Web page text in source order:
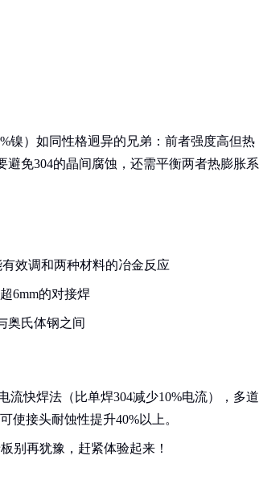
镍）如同性格迥异的兄弟：前者强度高但热
免304的晶间腐蚀，还需平衡两者热膨胀系
有效调和两种材料的冶金反应
6mm的对接焊
奥氏体钢之间
快焊法（比单焊304减少10%电流），多道
使接头耐蚀性提升40%以上。
别再犹豫，赶紧体验起来！